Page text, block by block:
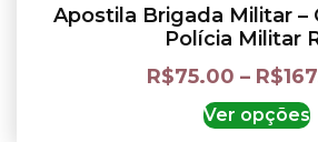
Apostila Brigada Militar –
Polícia Militar
R$75.00 – R$
Ver opções